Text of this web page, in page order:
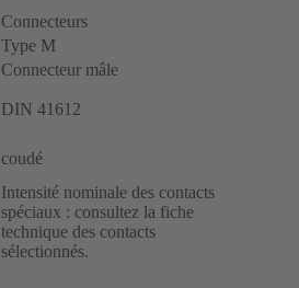
Connecteurs
Type M
Connecteur mâle
DIN 41612
coudé
Intensité nominale des contacts
spéciaux : consultez la fiche
technique des contacts
sélectionnés.